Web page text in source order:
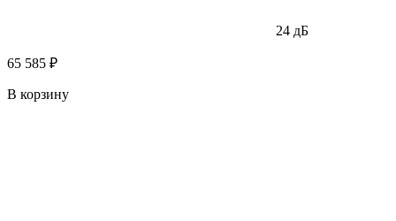
24 дБ
65 585 ₽
В корзину